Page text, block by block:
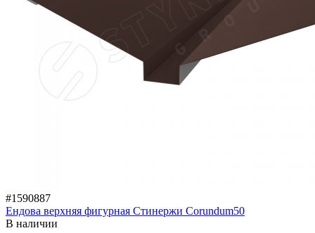
#1590887
Ендова верхняя фигурная Стинержи Corundum50
В наличии